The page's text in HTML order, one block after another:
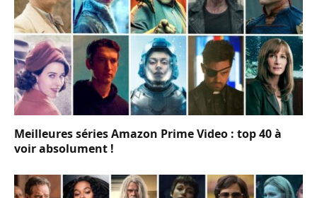
Meilleures séries Amazon Prime Video : top 40 à
voir absolument !